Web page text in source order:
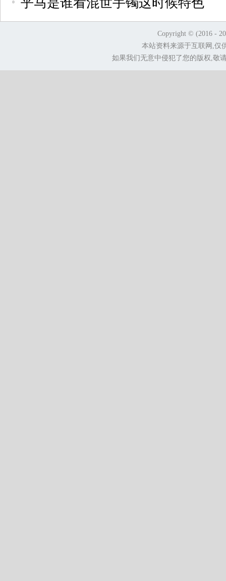
Copyright © (2016 -
本站资料来源于互联网,仅
如果我们无意中侵犯了您的版权,敬